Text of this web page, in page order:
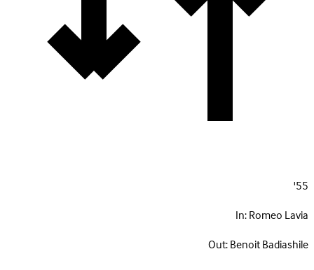
55'
In:Romeo Lavia
Out:Benoit Badiashile